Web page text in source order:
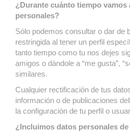
¿Durante cuánto tiempo vamos
personales?
Sólo podemos consultar o dar de
restringida al tener un perfil
tanto tiempo como tu nos dejes
amigos o dándole a “me gusta”,
similares.
Cualquier rectificación de tus
información o de publicaciones
la configuración de tu perfil o
¿Incluimos datos personales